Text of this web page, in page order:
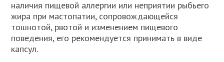
наличия пищевой аллергии или неприятии рыбьего
жира при мастопатии, сопровождающейся
тошнотой, рвотой и изменением пищевого
поведения, его рекомендуется принимать в виде
капсул.